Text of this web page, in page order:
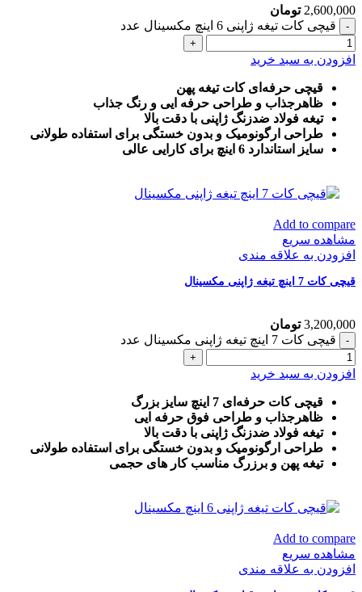
2,600,000 تومان
قیچی کات تیغه ژاپنی 6 اینچ مکسینال عدد
افزودن به سبد خرید
قیچی حرفه‌ای کات تیغه پهن
ظاهرجذاب و طراحی حرفه ایی و رنگ جذاب
تیغه فولاد ضدزنگ ژاپنی با دقت بالا
طراحی ارگونومیک و بدون خستگی برای استفاده طولانی
سایز استاندارد 6 اینچ برای کارایی عالی
Add to compare
مشاهده سریع
افزودن به علاقه مندی
قیچی کات 7 اینچ تیغه ژاپنی مکسینال
3,200,000 تومان
قیچی کات 7 اینچ تیغه ژاپنی مکسینال عدد
افزودن به سبد خرید
قیچی کات حرفه‌ای 7 اینچ سایز بزرگ
ظاهرجذاب و طراحی فوق حرفه ایی
تیغه فولاد ضدزنگ ژاپنی با دقت بالا
طراحی ارگونومیک و بدون خستگی برای استفاده طولانی
تیغه پهن و برزرگ مناسب کار های حجمی
Add to compare
مشاهده سریع
افزودن به علاقه مندی